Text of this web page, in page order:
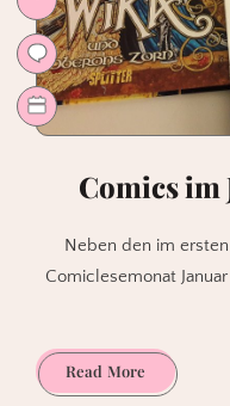
Comics im
Neben den im
Comiclesemonat
Read MoreComics
im